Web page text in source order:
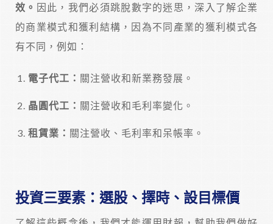
效。 因此，我們必須跳脫數字的迷思，深入了解企業
的商業模式和獲利結構，因為不同產業的獲利模式各
有不同，例如：
電子代工： 關注營收和新業務發展。
晶圓代工： 關注營收和毛利率變化。
租賃業： 關注營收、毛利率和呆帳率。
投資三要素：選股、擇時、設目標價